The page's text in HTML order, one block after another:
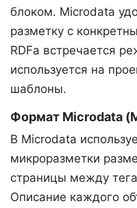
блоком. Microdata
разметку с
RDFa встречается
используется на
шаблоны.
Формат Microdata
В Microdata
микроразметки
страницы между
Описание каждого